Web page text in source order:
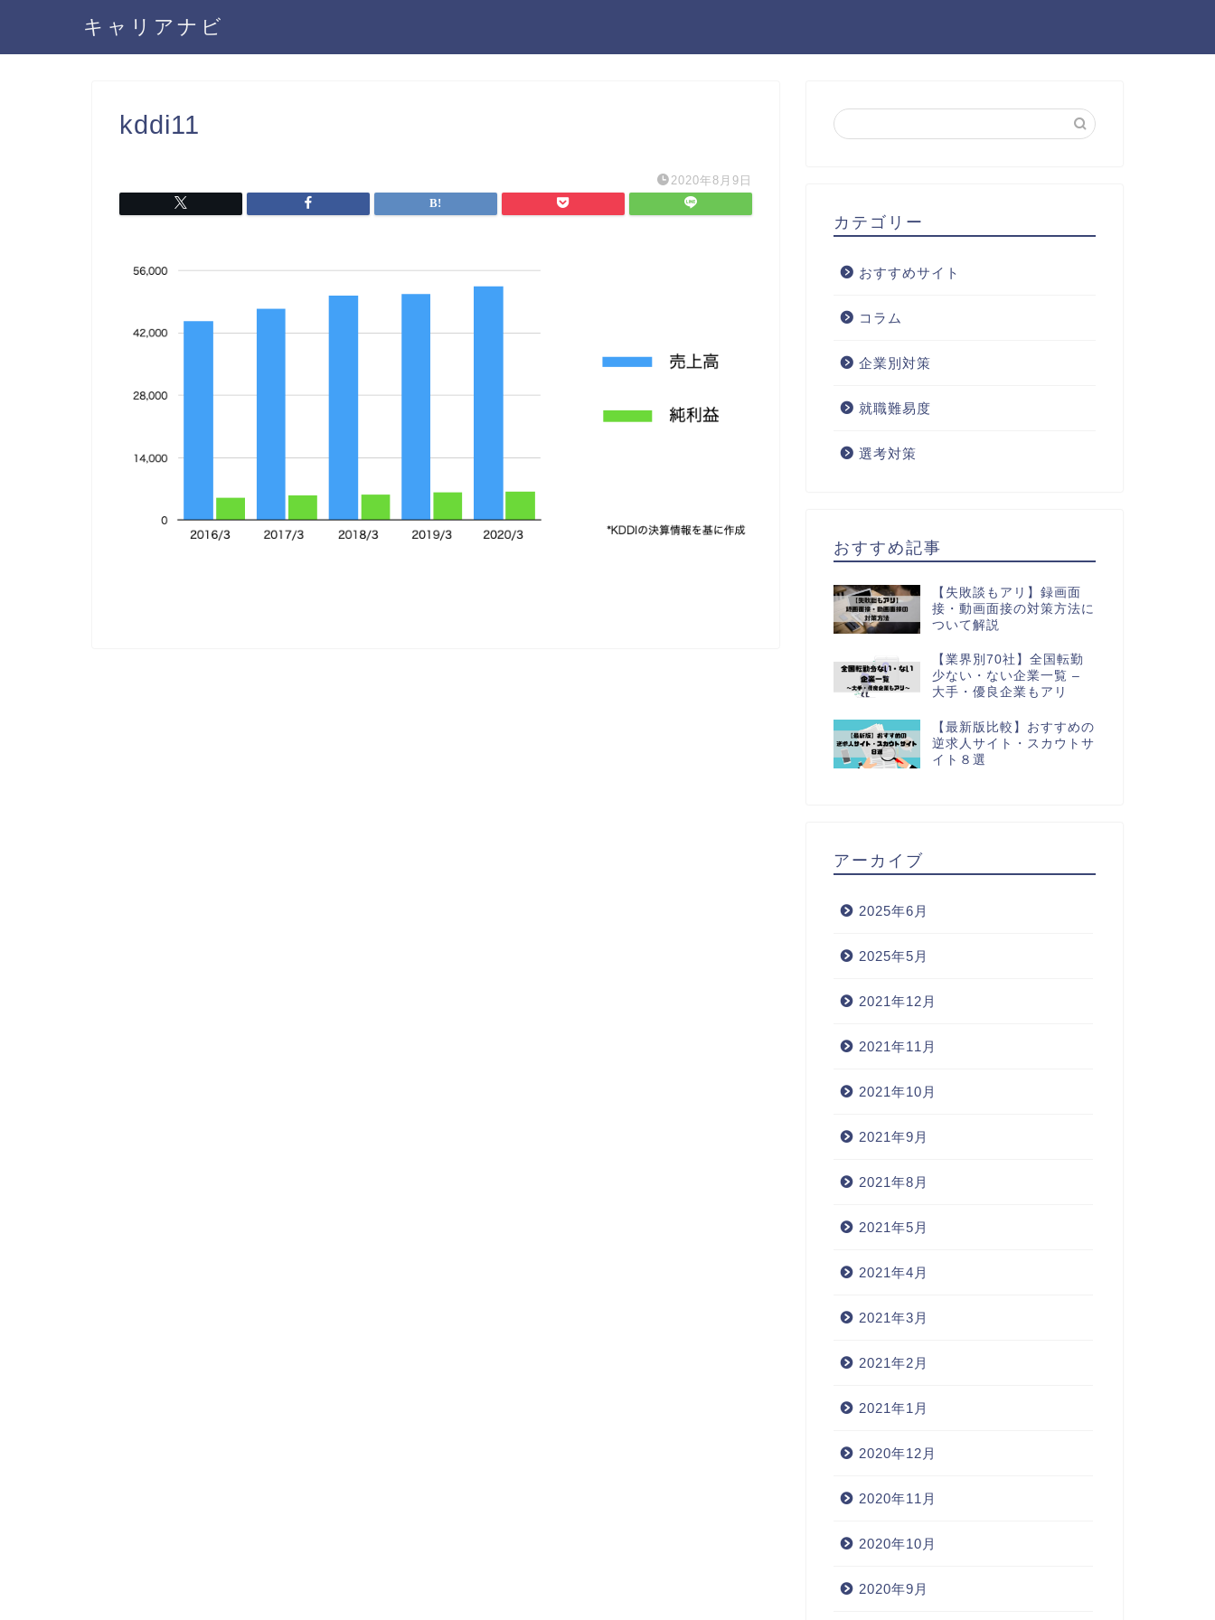
キャリアナビ
kddi11
2020年8月9日
カテゴリー
おすすめサイト
コラム
企業別対策
就職難易度
選考対策
おすすめ記事
【失敗談もアリ】録画面
接・動画面接の対策方法に
ついて解説
【業界別70社】全国転勤
少ない・ない企業一覧 –
大手・優良企業もアリ
【最新版比較】おすすめの
逆求人サイト・スカウトサ
イト８選
アーカイブ
2025年6月
2025年5月
2021年12月
2021年11月
2021年10月
2021年9月
2021年8月
2021年5月
2021年4月
2021年3月
2021年2月
2021年1月
2020年12月
2020年11月
2020年10月
2020年9月